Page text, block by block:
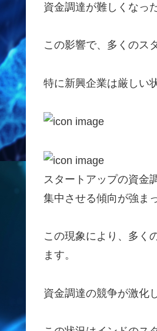
資金調達が難しくなっ
この影響で、多くのス
特に新興企業は厳しい
スタートアップの資金
集中させる傾向が強ま
この現象により、多く
ます。
資金調達の競争が激化